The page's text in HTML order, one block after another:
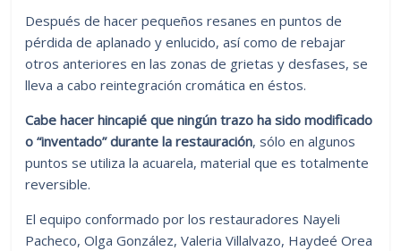
Después de hacer pequeños resanes en puntos de
pérdida de aplanado y enlucido, así como de rebajar
otros anteriores en las zonas de grietas y desfases, se
lleva a cabo reintegración cromática en éstos.
Cabe hacer hincapié que ningún trazo ha sido modificado
o “inventado” durante la restauración, sólo en algunos
puntos se utiliza la acuarela, material que es totalmente
reversible.
El equipo conformado por los restauradores Nayeli
Pacheco, Olga González, Valeria Villalvazo, Haydeé Orea